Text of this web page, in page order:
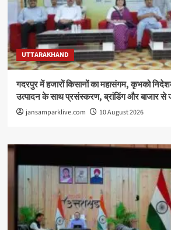
UTTARAKHAND
गदरपुर में हजारों किसानों का महासंगम, कृभको
उत्पादन के साथ प्रसंस्करण, ब्रांडिंग और बाजार से
jansamparklive.com 10 August 2026